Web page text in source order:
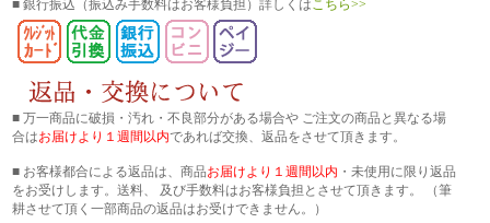
■ 銀行振込 （振込み手数料はお客様負担）詳しくは こちら>>
■ 万一商品に破損・汚れ・不良部分がある場合や ご注文の商品と異なる場
合はお届けより１週間以内であれば交換、返品をさせて頂きます。
■ お客様都合による返品は、商品お届けより１週間以内 ・未使用に限り返品
をお受けします。送料、 及び手数料はお客様負担とさせて頂きます。 （筆
耕させて頂く一部商品の返品はお受けできません。）